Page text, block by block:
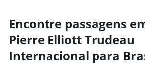
Encontre passagens
Pierre Elliott Trudeau
Internacional para